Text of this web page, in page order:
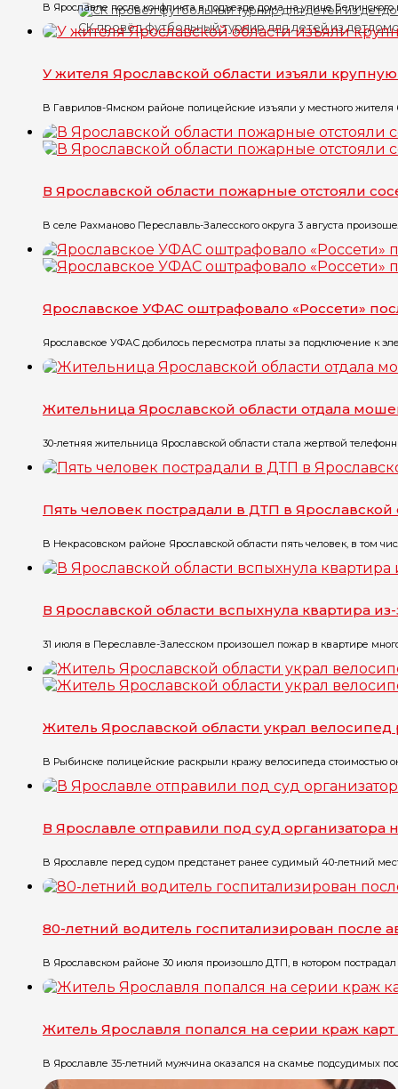
СК провёл футбольный турнир для детей из
В Ярославле после конфликта в подъезде дома на улице Белинского
У жителя Ярославской области изъяли
В Гаврилов-Ямском районе полицейские изъяли у местного жителя
В Ярославской области пожарные отстояли
В селе Рахманово Переславль-Залесского округа 3 августа
Ярославское УФАС оштрафовало «Россети»
Ярославское УФАС добилось пересмотра платы за подключение к
Жительница Ярославской области отдала
30-летняя жительница Ярославской области стала жертвой
Пять человек пострадали в ДТП в Ярославской
В Некрасовском районе Ярославской области пять человек, в том
В Ярославской области вспыхнула квартира
31 июля в Переславле-Залесском произошел пожар в квартире
Житель Ярославской области украл
В Рыбинске полицейские раскрыли кражу велосипеда стоимостью
В Ярославле отправили под суд организатора
В Ярославле перед судом предстанет ранее судимый 40-летний
80-летний водитель госпитализирован после
В Ярославском районе 30 июля произошло ДТП, в котором
Житель Ярославля попался на серии краж карт
В Ярославле 35-летний мужчина оказался на скамье подсудимых